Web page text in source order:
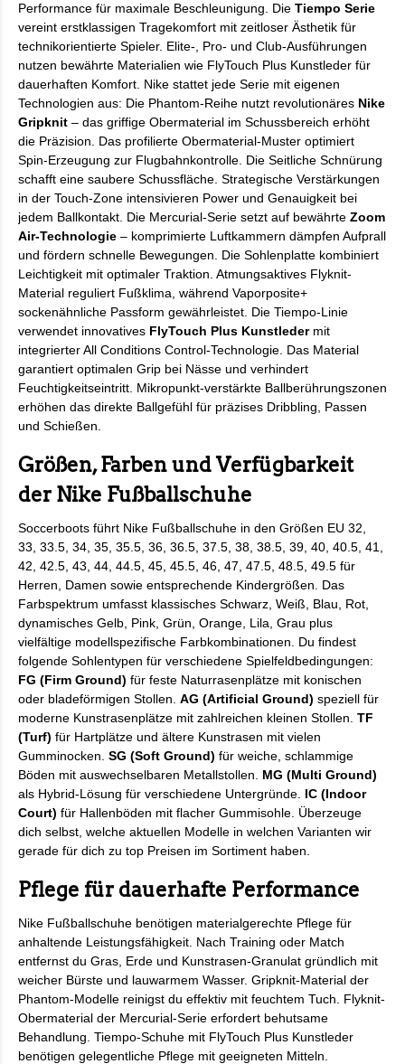
Performance für maximale Beschleunigung. Die Tiempo Serie
vereint erstklassigen Tragekomfort mit zeitloser Ästhetik für
technikorientierte Spieler. Elite-, Pro- und Club-Ausführungen
nutzen bewährte Materialien wie FlyTouch Plus Kunstleder für
dauerhaften Komfort. Nike stattet jede Serie mit eigenen
Technologien aus: Die Phantom-Reihe nutzt revolutionäres Nike
Gripknit – das griffige Obermaterial im Schussbereich erhöht
die Präzision. Das profilierte Obermaterial-Muster optimiert
Spin-Erzeugung zur Flugbahnkontrolle. Die Seitliche Schnürung
schafft eine saubere Schussfläche. Strategische Verstärkungen
in der Touch-Zone intensivieren Power und Genauigkeit bei
jedem Ballkontakt. Die Mercurial-Serie setzt auf bewährte Zoom
Air-Technologie – komprimierte Luftkammern dämpfen Aufprall
und fördern schnelle Bewegungen. Die Sohlenplatte kombiniert
Leichtigkeit mit optimaler Traktion. Atmungsaktives Flyknit-
Material reguliert Fußklima, während Vaporposite+
sockenähnliche Passform gewährleistet. Die Tiempo-Linie
verwendet innovatives FlyTouch Plus Kunstledermit
integrierter All Conditions Control-Technologie. Das Material
garantiert optimalen Grip bei Nässe und verhindert
Feuchtigkeitseintritt. Mikropunkt-verstärkte Ballberührungszonen
erhöhen das direkte Ballgefühl für präzises Dribbling, Passen
und Schießen.
Größen, Farben und Verfügbarkeit
der Nike Fußballschuhe
Soccerboots führt Nike Fußballschuhe in den Größen EU 32,
33, 33.5, 34, 35, 35.5, 36, 36.5, 37.5, 38, 38.5, 39, 40, 40.5, 41,
42, 42.5, 43, 44, 44.5, 45, 45.5, 46, 47, 47.5, 48.5, 49.5 für
Herren, Damen sowie entsprechende Kindergrößen. Das
Farbspektrum umfasst klassisches Schwarz, Weiß, Blau, Rot,
dynamisches Gelb, Pink, Grün, Orange, Lila, Grau plus
vielfältige modellspezifische Farbkombinationen. Du findest
folgende Sohlentypen für verschiedene Spielfeldbedingungen:
FG (Firm Ground) für feste Naturrasenplätze mit konischen
oder bladeförmigen Stollen. AG (Artificial Ground) speziell für
moderne Kunstrasenplätze mit zahlreichen kleinen Stollen. TF
(Turf) für Hartplätze und ältere Kunstrasen mit vielen
Gumminocken. SG (Soft Ground) für weiche, schlammige
Böden mit auswechselbaren Metallstollen. MG (Multi Ground)
als Hybrid-Lösung für verschiedene Untergründe. IC (Indoor
Court) für Hallenböden mit flacher Gummisohle. Überzeuge
dich selbst, welche aktuellen Modelle in welchen Varianten wir
gerade für dich zu top Preisen im Sortiment haben.
Pflege für dauerhafte Performance
Nike Fußballschuhe benötigen materialgerechte Pflege für
anhaltende Leistungsfähigkeit. Nach Training oder Match
entfernst du Gras, Erde und Kunstrasen-Granulat gründlich mit
weicher Bürste und lauwarmem Wasser. Gripknit-Material der
Phantom-Modelle reinigst du effektiv mit feuchtem Tuch. Flyknit-
Obermaterial der Mercurial-Serie erfordert behutsame
Behandlung. Tiempo-Schuhe mit FlyTouch Plus Kunstleder
benötigen gelegentliche Pflege mit geeigneten Mitteln.